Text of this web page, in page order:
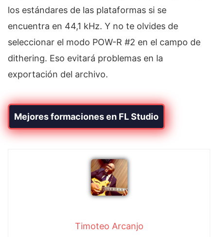
los estándares de las plataformas si se
encuentra en 44,1 kHz. Y no te olvides de
seleccionar el modo POW-R #2 en el campo de
dithering. Eso evitará problemas en la
exportación del archivo.
Mejores formaciones en FL Studio
Timoteo Arcanjo